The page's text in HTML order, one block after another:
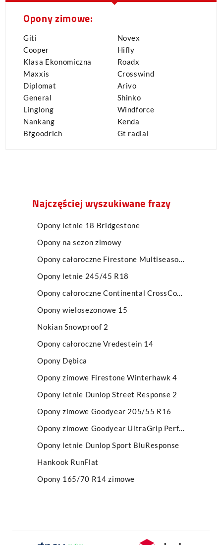
Opony zimowe:
Giti
Cooper
Klasa Ekonomiczna
Maxxis
Diplomat
General
Linglong
Nankang
Bfgoodrich
Novex
Hifly
Roadx
Crosswind
Arivo
Shinko
Windforce
Kenda
Gt radial
Najczęściej wyszukiwane frazy
Opony letnie 18 Bridgestone
Opony na sezon zimowy
Opony całoroczne Firestone Multiseason 2
Opony letnie 245/45 R18
Opony całoroczne Continental CrossContact ATR
Opony wielosezonowe 15
Nokian Snowproof 2
Opony całoroczne Vredestein 14
Opony Dębica
Opony zimowe Firestone Winterhawk 4
Opony letnie Dunlop Street Response 2
Opony zimowe Goodyear 205/55 R16
Opony zimowe Goodyear UltraGrip Performance
Opony letnie Dunlop Sport BluResponse
Hankook RunFlat
Opony 165/70 R14 zimowe